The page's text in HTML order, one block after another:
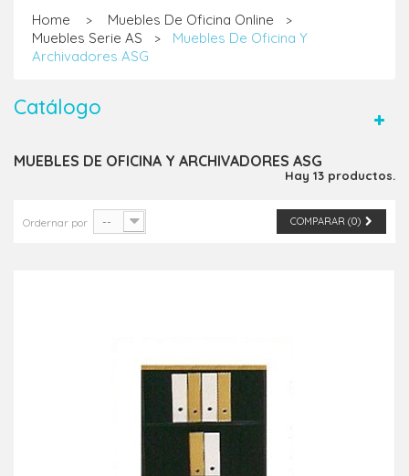
Home > Muebles De Oficina Online >
Muebles Serie AS >
Muebles De Oficina Y
Archivadores ASG
Catálogo
MUEBLES DE OFICINA Y ARCHIVADORES ASG
Hay 13 productos.
COMPARAR (0)
Ordernar por --